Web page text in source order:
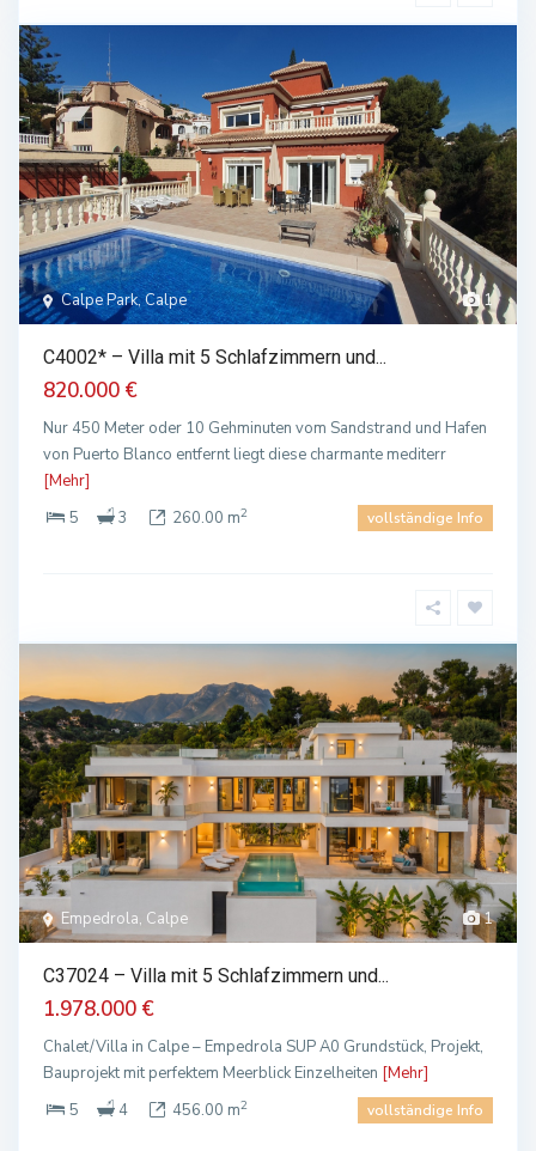
1
Calpe Park, Calpe
C4002* – Villa mit 5 Schlafzimmern und...
820.000 €
Nur 450 Meter oder 10 Gehminuten vom Sandstrand und Hafen
von Puerto Blanco entfernt liegt diese charmante mediterr
[Mehr]
5
3 260.00 m2 vollständige Info
1
Empedrola, Calpe
C37024 – Villa mit 5 Schlafzimmern und...
1.978.000 €
Chalet/Villa in Calpe – Empedrola SUP A0 Grundstück, Projekt,
Bauprojekt mit perfektem Meerblick Einzelheiten [Mehr]
5
4 456.00 m2 vollständige Info